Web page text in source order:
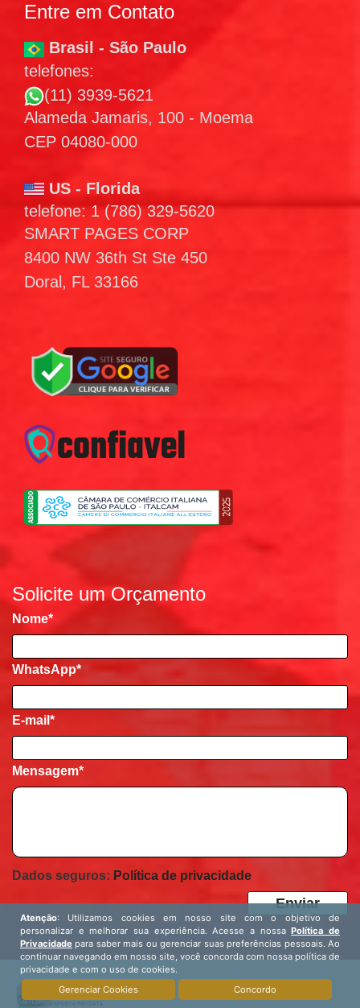
Entre em Contato
Brasil - São Paulo
telefones:
(11) 3939-5621
Alameda Jamaris, 100 - Moema
CEP 04080-000
US - Florida
telefone: 1 (786) 329-5620
SMART PAGES CORP
8400 NW 36th St Ste 450
Doral, FL 33166
Solicite um Orçamento
Nome*
WhatsApp*
E-mail *
Mensagem*
Dados seguros: Política de privacidade